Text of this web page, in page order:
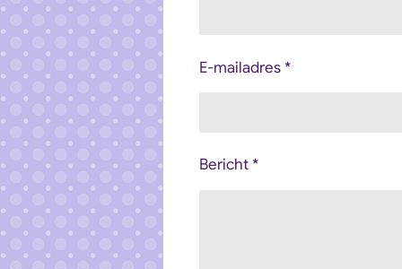
E-mailadres *
Bericht *